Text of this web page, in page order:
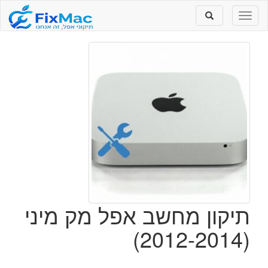
Toggle
navigation
Toggle
search
תיקון מחשב אפל מק מיני
(2012-2014)